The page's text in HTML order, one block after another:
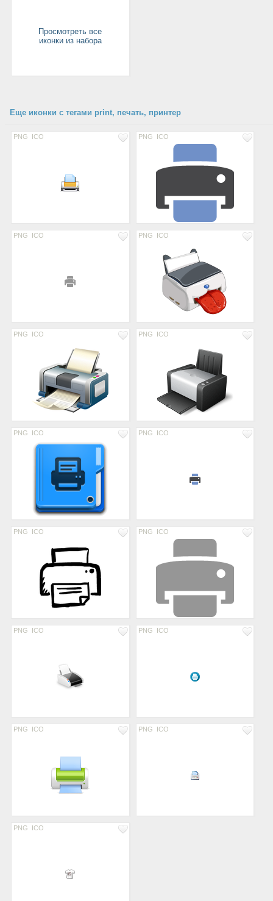
Просмотреть все
иконки из набора
Еще иконки с тегами print, печать, принтер
PNG ICO PNG ICO
PNG ICO PNG ICO
PNG ICO PNG ICO
PNG ICO PNG ICO
PNG ICO PNG ICO
PNG ICO PNG ICO
PNG ICO PNG ICO
PNG ICO